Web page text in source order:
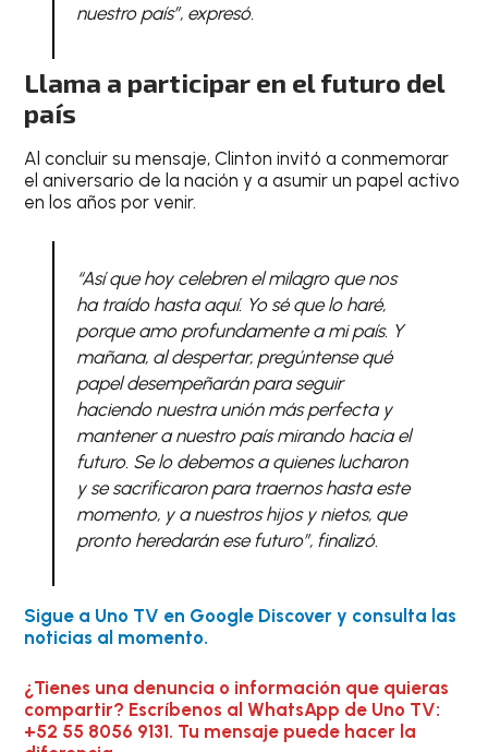
nuestro país”, expresó.
Llama a participar en el futuro del
país
Al concluir su mensaje, Clinton invitó a conmemorar
el aniversario de la nación y a asumir un papel activo
en los años por venir.
“Así que hoy celebren el milagro que nos
ha traído hasta aquí. Yo sé que lo haré,
porque amo profundamente a mi país. Y
mañana, al despertar, pregúntense qué
papel desempeñarán para seguir
haciendo nuestra unión más perfecta y
mantener a nuestro país mirando hacia el
futuro. Se lo debemos a quienes lucharon
y se sacrificaron para traernos hasta este
momento, y a nuestros hijos y nietos, que
pronto heredarán ese futuro”, finalizó.
Sigue a Uno TV en Google Discover y consulta las
noticias al momento.
¿Tienes una denuncia o información que quieras
compartir? Escríbenos al WhatsApp de Uno TV:
+52 55 8056 9131. Tu mensaje puede hacer la